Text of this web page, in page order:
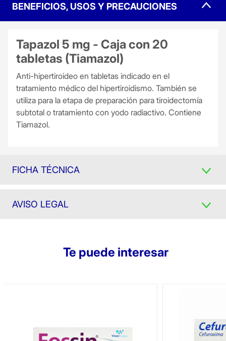
BENEFICIOS, USOS Y PRECAUCIONES
Tapazol 5 mg - Caja con 20
tabletas (Tiamazol)
Anti-hipertiroideo en tabletas indicado en el
tratamiento médico del hipertiroidismo. También se
utiliza para la etapa de preparación para tiroidectomía
subtotal o tratamiento con yodo radiactivo. Contiene
Tiamazol.
FICHA TÉCNICA
AVISO LEGAL
Te puede interesar